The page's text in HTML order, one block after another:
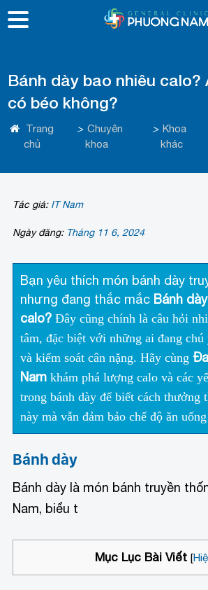
Bánh dày bao nhiêu calo?
có béo không?
Trang
chủ
> Chuyên
khoa
> Khoa
khác
Tác giả: IT Nam
Ngày đăng: Tháng 11 6, 2024
Bạn yêu thích món bánh dày
nhưng đang thắc mắc Bánh
calo? Đây cũng chính là câu hỏi
tâm, đặc biệt với những ai đang chú
và kiểm soát cân nặng. Hãy cùng
Namkhám phá lượng calo và các
trong bánh dày để biết cách thưởng
này mà vẫn đảm bảo chế độ ăn
Bánh dày
Bánh dày là món bánh truyền
Nam, biểu t
Mục Lục Bài Viết [